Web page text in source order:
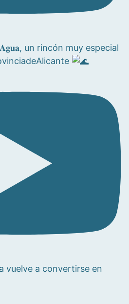
𝐀𝐠𝐮𝐚, un rincón muy especial
vuelve a convertirse en